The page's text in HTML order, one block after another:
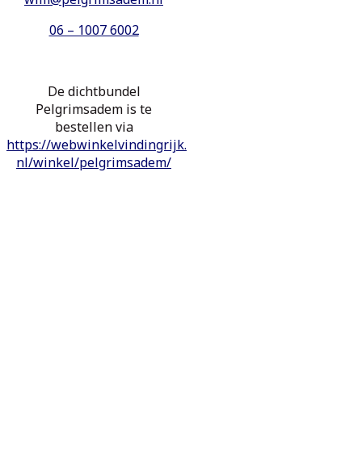
06 – 1007 6002
De dichtbundel
Pelgrimsadem is te
bestellen via
https://webwinkelvindingrijk.
nl/winkel/pelgrimsadem/